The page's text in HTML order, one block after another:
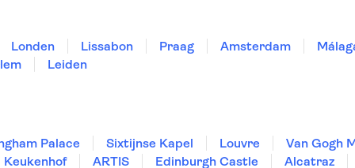
Londen Lissabon Praag Amsterdam
Leiden
Palace Sixtijnse Kapel Louvre
Van Gogh
Keukenhof
ARTIS Edinburgh Castle Alcatraz